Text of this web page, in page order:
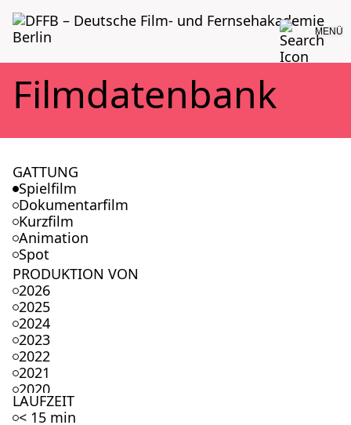
MENÜ
Film­da­ten­bank
GATTUNG
Spielfilm
Dokumentarfilm
Kurzfilm
Animation
Spot
PRODUKTION VON
2026
2025
2024
2023
2022
2021
2020
2019
LAUFZEIT
< 15 min